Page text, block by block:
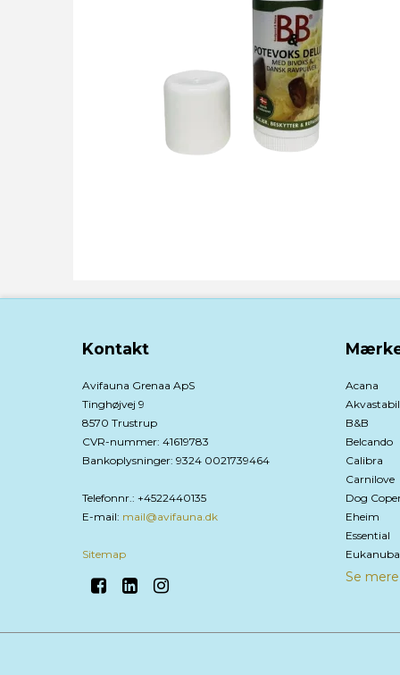
Kontakt
Avifauna Grenaa ApS
Tinghøjvej 9
8570 Trustrup
CVR-nummer: 41619783
Bankoplysninger: 9324 0021739464
Telefonnr. : +4522440135
E-mail: mail@avifauna.dk
Sitemap
Acana
Akvastabil
B&B
Belcando
Calibra
Carnilove
Dog
Eheim
Essential
Eukanuba
Se mere